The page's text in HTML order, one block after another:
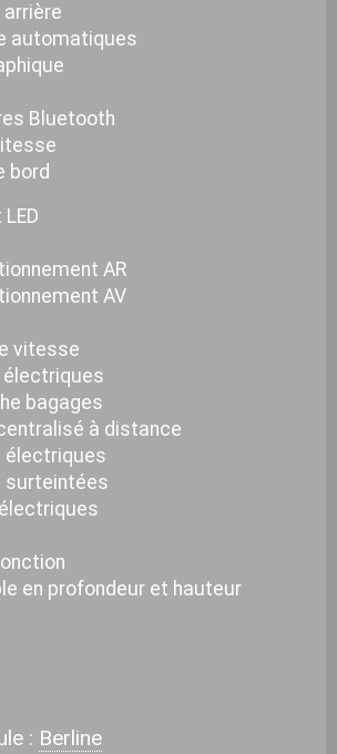
arrière
automatiques
Bluetooth
bord
AR
AV
vitesse
électriques
bagages
à distance
électriques
surteintées
en profondeur et hauteur
: Berline